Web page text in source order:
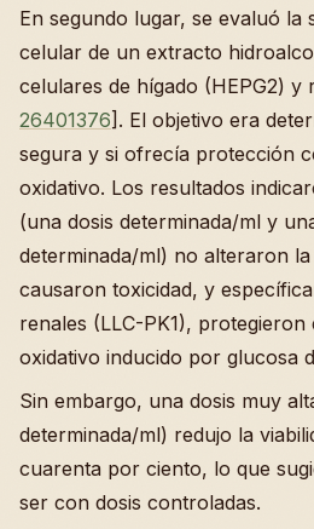
En segundo lugar, se evaluó la
celular de un extracto
celulares de hígado (HEPG2) y
26401376]. El objetivo era
segura y si ofrecía protección
oxidativo. Los resultados
(una dosis determinada/ml y
determinada/ml) no alteraron
causaron toxicidad, y
renales (LLC-PK1),
oxidativo inducido por glucosa
Sin embargo, una dosis muy
determinada/ml) redujo la
cuarenta por ciento, lo que
ser con dosis controladas.